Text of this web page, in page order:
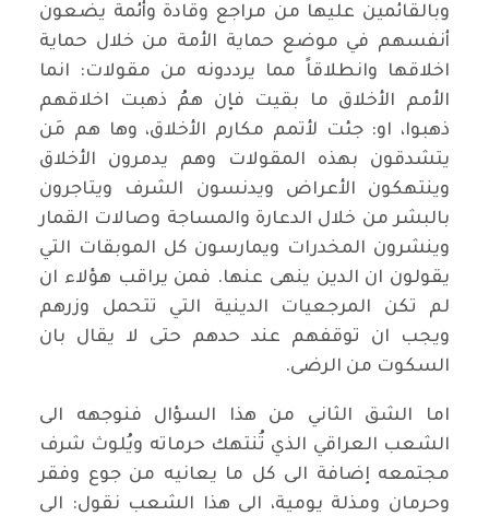
وبالقائمين عليها من مراجع وقادة وأئمة يضعون
أنفسهم في موضع حماية الأمة من خلال حماية
اخلاقها وانطلاقاً مما يرددونه من مقولات: انما
الأمم الأخلاق ما بقيت فإن همُ ذهبت اخلاقهم
ذهبوا، او: جئت لأتمم مكارم الأخلاق، وها هم مَن
يتشدقون بهذه المقولات وهم يدمرون الأخلاق
وينتهكون الأعراض ويدنسون الشرف ويتاجرون
بالبشر من خلال الدعارة والمساجة وصالات القمار
وينشرون المخدرات ويمارسون كل الموبقات التي
يقولون ان الدين ينهى عنها. فمن يراقب هؤلاء ان
لم تكن المرجعيات الدينية التي تتحمل وزرهم
ويجب ان توقفهم عند حدهم حتى لا يقال بان
السكوت من الرضى.
اما الشق الثاني من هذا السؤال فنوجهه الى
الشعب العراقي الذي تُنتهك حرماته ويُلوث شرف
مجتمعه إضافة الى كل ما يعانيه من جوع وفقر
وحرمان ومذلة يومية، الى هذا الشعب نقول: الى